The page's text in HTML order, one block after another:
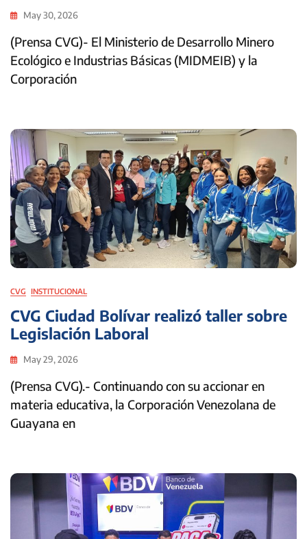
May 30, 2026
(Prensa CVG)- El Ministerio de Desarrollo Minero
Ecológico e Industrias Básicas (MIDMEIB) y la
Corporación
CVG INSTITUCIONAL
CVG Ciudad Bolívar realizó taller sobre
Legislación Laboral
May 29, 2026
(Prensa CVG).- Continuando con su accionar en
materia educativa, la Corporación Venezolana de
Guayana en